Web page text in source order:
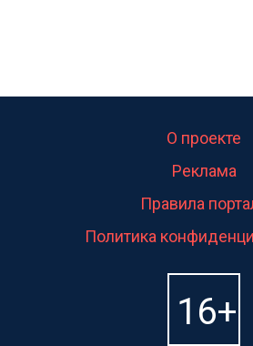
О проекте
Реклама
Правила
Политика